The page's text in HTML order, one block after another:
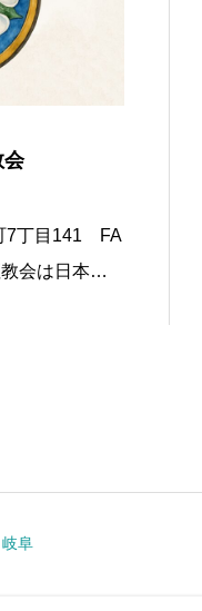
会
7丁目141 FA
会は日本福
岐阜